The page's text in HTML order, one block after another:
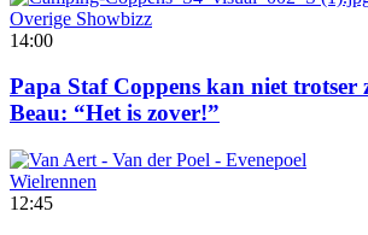
Overige Showbizz
14:00
Papa Staf Coppens kan niet trotser
Beau: “Het is zover!”
Wielrennen
12:45